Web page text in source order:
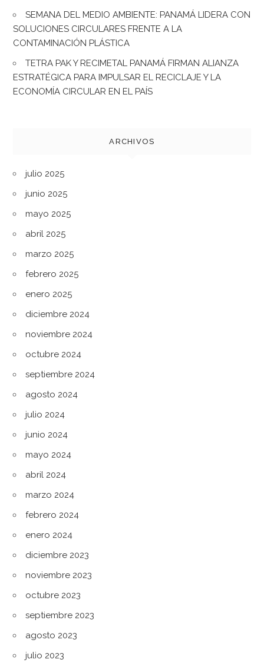
SEMANA DEL MEDIO AMBIENTE: PANAMÁ LIDERA CON
SOLUCIONES CIRCULARES FRENTE A LA
CONTAMINACIÓN PLÁSTICA
TETRA PAK Y RECIMETAL PANAMÁ FIRMAN ALIANZA
ESTRATÉGICA PARA IMPULSAR EL RECICLAJE Y LA
ECONOMÍA CIRCULAR EN EL PAÍS
ARCHIVOS
julio 2025
junio 2025
mayo 2025
abril 2025
marzo 2025
febrero 2025
enero 2025
diciembre 2024
noviembre 2024
octubre 2024
septiembre 2024
agosto 2024
julio 2024
junio 2024
mayo 2024
abril 2024
marzo 2024
febrero 2024
enero 2024
diciembre 2023
noviembre 2023
octubre 2023
septiembre 2023
agosto 2023
julio 2023